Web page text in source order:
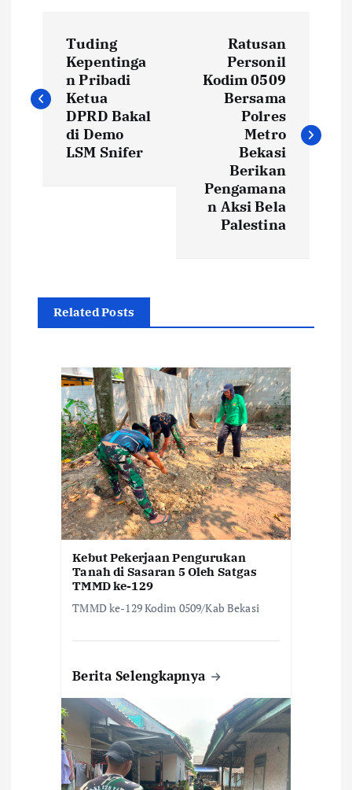
v
p
Tuding
Kepentinga
n Pribadi
Ketua
DPRD Bakal
di Demo
LSM Snifer
Ratusan
Personil
Kodim 0509
Bersama
Polres
Metro
Bekasi
Berikan
Pengamana
n Aksi Bela
Palestina
Related Posts
Kebut Pekerjaan Pengurukan
Tanah di Sasaran 5 Oleh Satgas
TMMD ke-129
TMMD ke-129 Kodim 0509/Kab Bekasi
Berita Selengkapnya